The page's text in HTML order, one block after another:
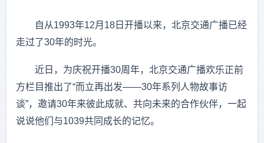
自从1993年12月18日开播以来，北京交通广播已经
走过了30年的时光。
近日，为庆祝开播30周年，北京交通广播欢乐正前
方栏目推出了“而立再出发——30年系列人物故事访
谈”，邀请30年来彼此成就、共向未来的合作伙伴，一起
说说他们与1039共同成长的记忆。